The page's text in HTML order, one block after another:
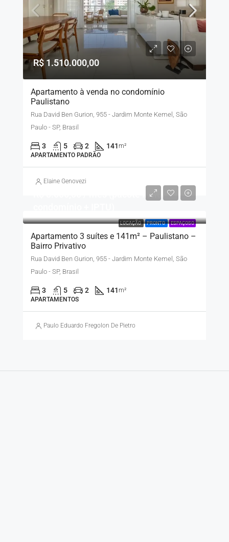
R$ 1.510.000,00
Apartamento à venda no condomínio
Paulistano
Rua David Ben Gurion, 955 - Jardim Monte Kemel, São
Paulo - SP, Brasil
3 5 2 141m²
APARTAMENTO PADRÃO
Elaine Genovezi
LOCAÇÃO PRONTO ESPAÇOSO
R$ 8.500,00 / mês (pacote inclui
Apartamento 3 suítes e 141m² – Paulistano –
Bairro Privativo
Rua David Ben Gurion, 955 - Jardim Monte Kemel, São
Paulo - SP, Brasil
3 5 2 141m²
APARTAMENTOS
Paulo Eduardo Fregolon De Pietro